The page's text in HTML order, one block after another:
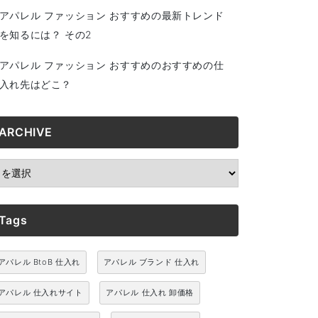
パレル ファッション おすすめの最新トレンド
知るには？ その2
パレル ファッション おすすめのおすすめの仕
れ先はどこ？
パレル BtoB 仕入れ アパレル ブランド 仕入れ
パレル 仕入れサイト アパレル 仕入れ 卸価格